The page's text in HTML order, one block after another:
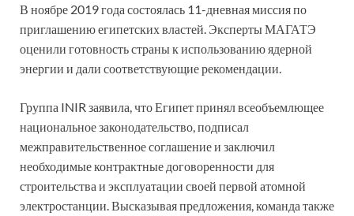
В ноябре 2019 года состоялась 11-дневная миссия по
приглашению египетских властей. Эксперты МАГАТЭ
оценили готовность страны к использованию ядерной
энергии и дали соответствующие рекомендации.
Группа INIR заявила, что Египет принял всеобъемлющее
национальное законодательство, подписал
межправительственное соглашение и заключил
необходимые контрактные договоренности для
строительства и эксплуатации своей первой атомной
электростанции. Высказывая предложения, команда также